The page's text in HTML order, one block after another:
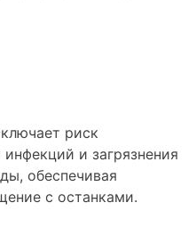
риск
и загрязнения
обеспечивая
с останками.